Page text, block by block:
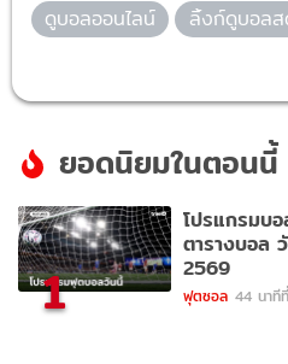
ดูบอลออนไลน์
ลิ้งก์ดูบอล
ยอดนิยมในตอนนี้
1
โปรแกรมบ
ตารางบอล
2569
ฟุตซอล 44 นาที